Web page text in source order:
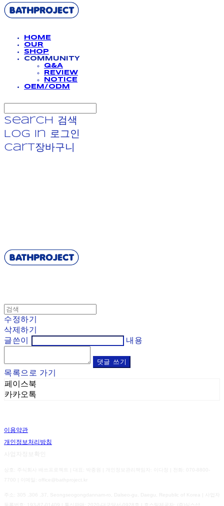
HOME
OUR
SHOP
COMMUNITY
Q&A
REVIEW
NOTICE
OEM/ODM
Search
검색
Log In
로그인
Cart장바구니
수정하기
삭제하기
글쓴이
내용
댓글 쓰기
목록으로 가기
페이스북
카카오톡
이용약관
개인정보처리방침
사업자정보확인
상호: 주식회사 배쓰프로젝트 | 대표: 박종원 | 개인정보관리책임자: 이다정 | 전화: 070-8800-
7700 | 이메일: office@bathproject.kr
주소: 305 ,306 ,37, Seongseogongdannam-ro, Dalseo-gu, Daegu, Republic of Korea | 사업자
193-87-01409 2020-대구달서-0928호 | 호스팅제공자: (주)식스샵